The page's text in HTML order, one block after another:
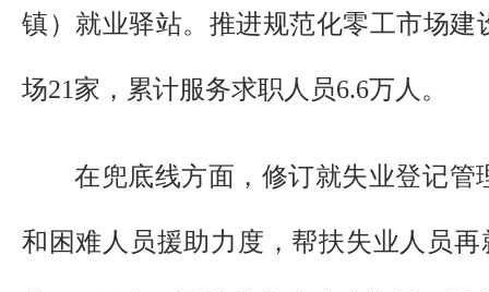
镇）就业驿站。推进规范化零工市场建
场21家，累计服务求职人员6.6万人。
在兜底线方面，修订就失业登记管
和困难人员援助力度，帮扶失业人员